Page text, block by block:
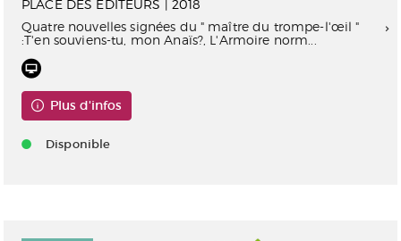
PLACE DES EDITEURS | 2018
Quatre nouvelles signées du " maître du trompe-l'œil "
:T'en souviens-tu, mon Anaïs?, L'Armoire norm...
Plus d'infos
Disponible